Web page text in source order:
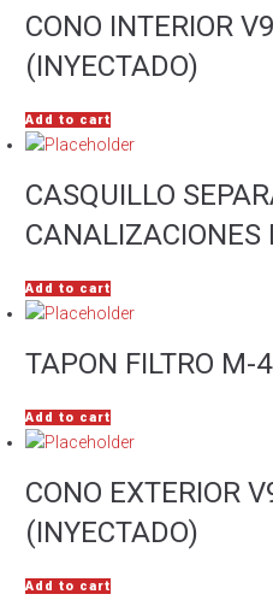
CONO INTERIOR
(INYECTADO)
Add to cart
CASQUILLO
Add to cart
TAPON FILTRO M-
Add to cart
CONO EXTERIOR
(INYECTADO)
Add to cart